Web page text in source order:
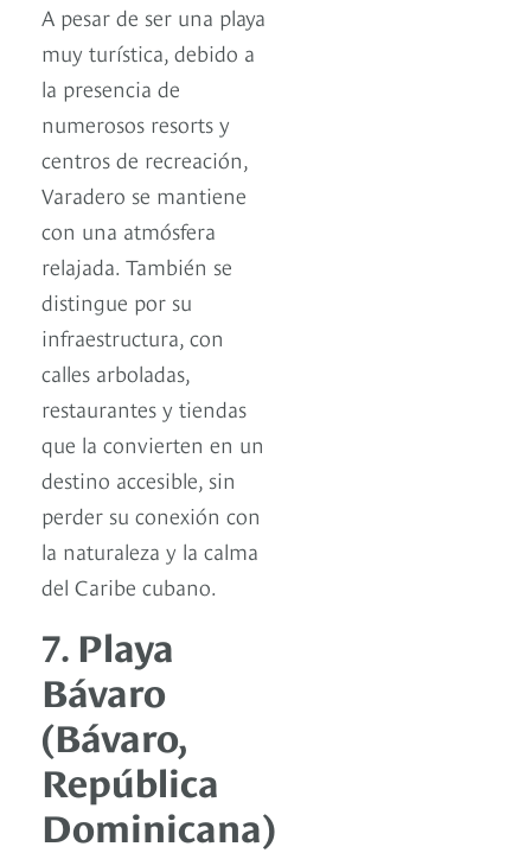
A pesar de ser una playa
muy turística, debido a
la presencia de
numerosos resorts y
centros de recreación,
Varadero se mantiene
con una atmósfera
relajada. También se
distingue por su
infraestructura, con
calles arboladas,
restaurantes y tiendas
que la convierten en un
destino accesible, sin
perder su conexión con
la naturaleza y la calma
del Caribe cubano.
7. Playa
Bávaro
(Bávaro,
República
Dominicana)